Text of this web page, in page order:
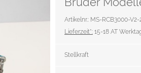
Artikelnr.: MS-RCB3000-
Lieferzeit*: 15-18 AT
Stellkraft